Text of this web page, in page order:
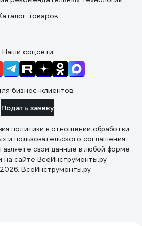
товаров
Наши соцсети
бизнес-клиентов
Подать заявку
политики в отношении обработки
и пользовательского соглашения
свои данные в любой форме
на сайте ВсеИнструменты.ру
ВсеИнструменты.ру